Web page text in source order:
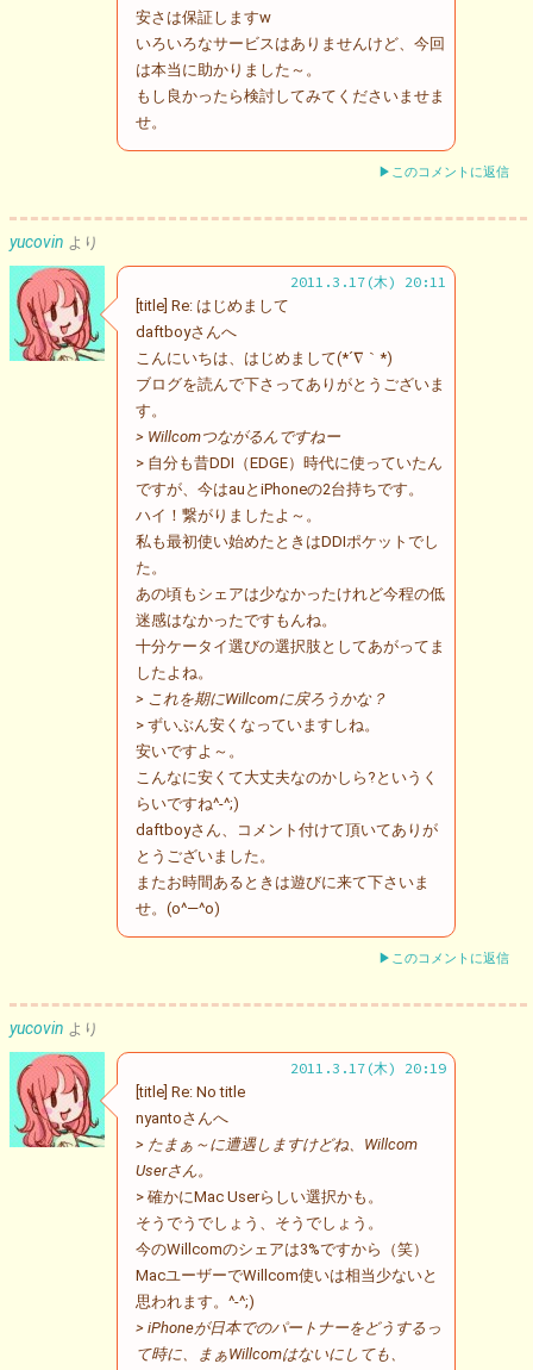
安さは保証しますw
いろいろなサービスはありませんけど、今回
は本当に助かりました～。
もし良かったら検討してみてくださいませま
せ。
▶このコメントに返信
yucovin より
2011.3.17(木) 20:11
[title] Re: はじめまして
daftboyさんへ
こんにいちは、はじめまして(*´∇｀*)
ブログを読んで下さってありがとうございま
す。
> Willcomつながるんですねー
> 自分も昔DDI（EDGE）時代に使っていたん
ですが、今はauとiPhoneの2台持ちです。
ハイ！繋がりましたよ～。
私も最初使い始めたときはDDIポケットでし
た。
あの頃もシェアは少なかったけれど今程の低
迷感はなかったですもんね。
十分ケータイ選びの選択肢としてあがってま
したよね。
> これを期にWillcomに戻ろうかな？
> ずいぶん安くなっていますしね。
安いですよ～。
こんなに安くて大丈夫なのかしら?というく
らいですね^-^;)
daftboyさん、コメント付けて頂いてありが
とうございました。
またお時間あるときは遊びに来て下さいま
せ。(o^―^o)
▶このコメントに返信
yucovin より
2011.3.17(木) 20:19
[title] Re: No title
nyantoさんへ
> たまぁ～に遭遇しますけどね、Willcom
Userさん。
> 確かにMac Userらしい選択かも。
そうでうでしょう、そうでしょう。
今のWillcomのシェアは3%ですから（笑）
MacユーザーでWillcom使いは相当少ないと
思われます。^-^;)
> iPhoneが日本でのパートナーをどうするっ
て時に、まぁWillcomはないにしても、